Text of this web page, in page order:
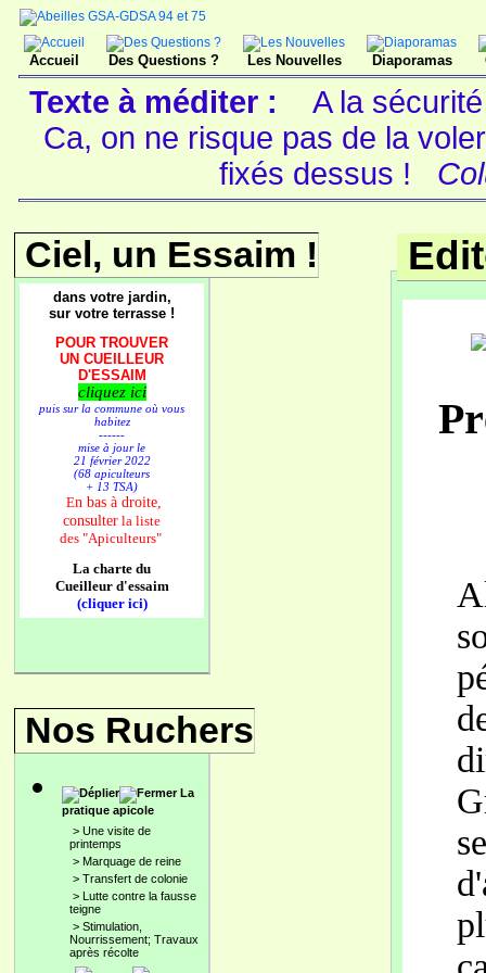
Accueil Des Questions ? Les Nouvelles Diaporamas
Texte à méditer :
A la
Ca, on ne risque pas de la
fixés dessus !
Ciel, un Essaim !
dans votre jardin,
sur votre terrasse !
POUR TROUVER
UN CUEILLEUR
D'ESSAIM
cliquez ici
puis sur la commune où vous
habitez
------
mise à jour le
21 février 2022
(68 apiculteurs
+ 13 TSA)
En bas à droite,
consulter la liste
des "Apiculteurs"
La charte du
Cueilleur d'essaim
(cliquer ici)
Nos Ruchers
La
pratique apicole
> Une visite de
printemps
> Marquage de reine
> Transfert de colonie
> Lutte contre la fausse
teigne
> Stimulation,
Nourrissement; Travaux
après récolte